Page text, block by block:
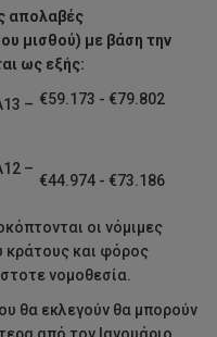
απολαβές
μισθού) με βάση την
ως εξής:
– €59.173 - €79.802
–
€44.974 - €73.186
οι νόμιμες
κράτους και φόρος
νομοθεσία.
θα εκλεγούν θα μπορούν